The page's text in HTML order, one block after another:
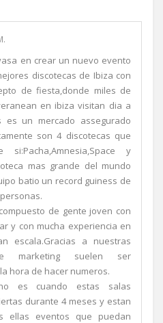
en crear un nuevo evento
discotecas de Ibiza con
de fiesta,donde miles de
en ibiza visitan dia a
es un mercado assegurado
son 4 discotecas que
si:Pacha,Amnesia,Space y
mas grande del mundo
batio un record guiness de
de gente joven con
y con mucha experiencia en
escala.Gracias a nuestras
marketing suelen ser
hora de hacer numeros.
es cuando estas salas
durante 4 meses y estan
ellas eventos que puedan